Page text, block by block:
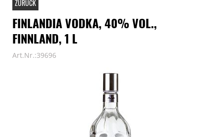
ZURÜCK
FINLANDIA VODKA, 40% VOL.,
FINNLAND, 1 L
Art.Nr.:39696